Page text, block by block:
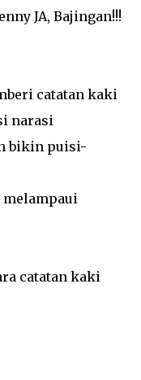
patung Maria
seni yang
seorang ratu
Gereja Lawang—
sang Perempuan
Regina
“sukses” dan
Kristiani untuk
itu. ...
JA, Bajingan!!!
catatan kaki
narasi
bikin puisi-
melampaui
catatan kaki